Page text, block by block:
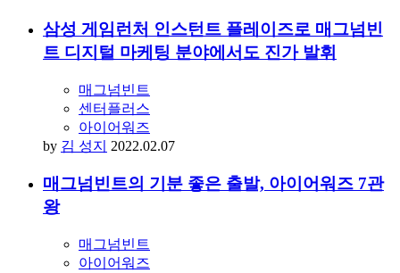
삼성 게임런처 인스턴트 플레이즈로 매그넘빈
트 디지털 마케팅 분야에서도 진가 발휘
매그넘빈트
센터플러스
아이어워즈
by 김 성지 2022.02.07
매그넘빈트의 기분 좋은 출발, 아이어워즈 7관
왕
매그넘빈트
아이어워즈